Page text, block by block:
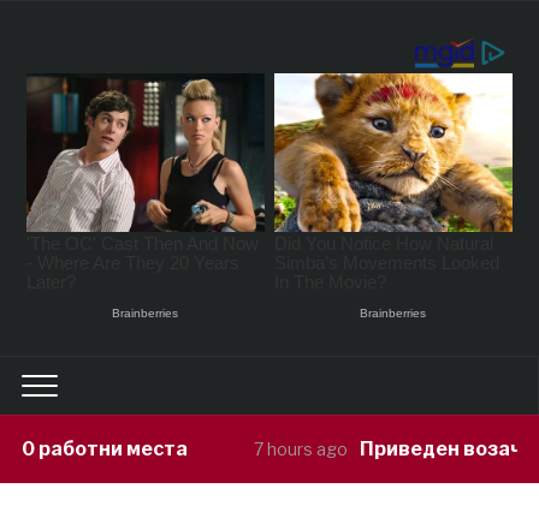
7 hours ago Приведен возач кој ја предизвикал